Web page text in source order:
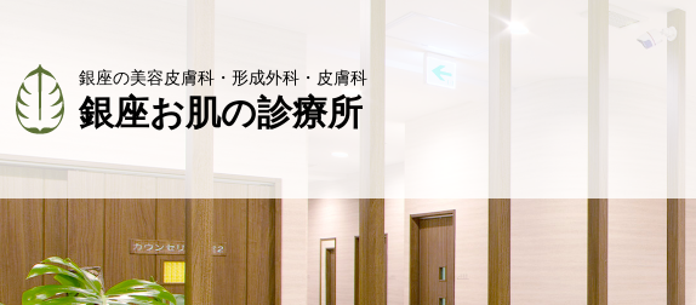
銀座の美容皮膚科・形成外科・皮膚科
銀座お肌の診療所